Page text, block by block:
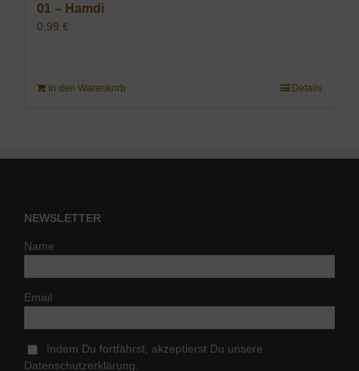
01 – Hamdi
0,99 €
In den Warenkorb Details
NEWSLETTER
Name
Email
Indem Du fortfährst, akzeptierst Du unsere
Datenschutzerklärung.